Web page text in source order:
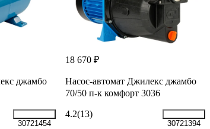
джамбо
30721454
18 670 ₽
Насос-автомат Джилекс джамбо
70/50 п-к комфорт 3036
4.2(13)
30721394